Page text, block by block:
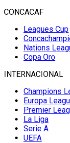
CONCACAF
Leagues Cup
Nations
Copa Oro
INTERNACIONAL
Champions
Europa
Premier
La Liga
Serie A
UEFA